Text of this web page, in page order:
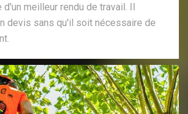
d'un meilleur rendu de travail. Il
devis sans qu'il soit nécessaire de